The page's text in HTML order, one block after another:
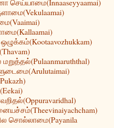
செய்யாமை(Innaaseyyaamai)
மறுத்தல்(Pulaanmaruththal)
சொல்லாமை(Payanila